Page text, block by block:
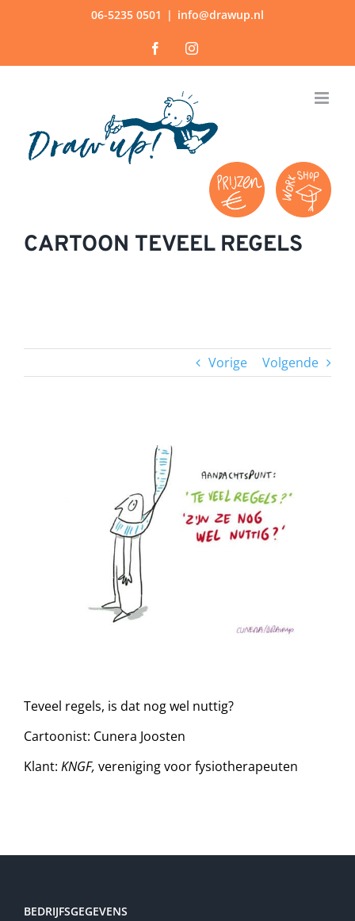
06-5235 0501 | info@drawup.nl
FacebookInstagram
CARTOON TEVEEL REGELS
Vorige Volgende
Teveel regels, is dat nog wel nuttig?
Cartoonist: Cunera Joosten
Klant: KNGF, vereniging voor fysiotherapeuten
BEDRIJFSGEGEVENS